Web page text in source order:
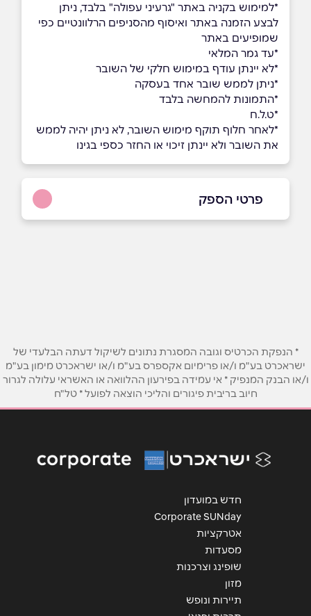
*למימוש בקניה באתר "גרעיני עפולה" בלבד, ניתן
לבצע הזמנה באתר ואיסוף מהסניפים הרלוונטיים כפי
שמופיעים באתר
*עד גמר המלאי
*לא יינתן עודף במימוש חלקי של השובר
*ניתן לממש שובר אחד בעסקה
*התמונות להמחשה בלבד
*ט.ל.ח
*לאחר חלוף תוקף מימוש השובר, לא ניתן יהיה לממש
את השובר ולא יינתן זיכוי או החזר כספי בגינו
פרטי הספק
טלפון*
נושא *
הודעה*
* הנפקת הכרטיס וגובה המסגרת נתונים לשיקול דעתה הבלעדי של
ישראכרט בע"מ ו/או פרימיום אקספרס בע"מ ו/או ישראכרט מימון בע"מ
ו/או הבנק המנפיק * אי עמידה בפירעון ההלוואה או האשראי עלולה לגרור
חיוב בריבית פיגורים והליכי הוצאה לפועל * טל"ח
חדש במועדון
Corporate SUNday
אטרקציות
מסעדות
שופינג וצרכנות
מזון
תיירות ונופש